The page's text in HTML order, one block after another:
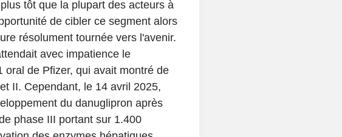
tôt que la plupart des acteurs à
de cibler ce segment alors
résolument tournée vers l'avenir.
avec impatience le
de Pfizer, qui avait montré de
II. Cependant, le 14 avril 2025,
du danuglipron après
phase III portant sur 1.400